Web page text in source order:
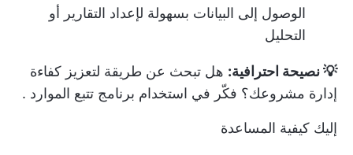
الوصول إلى البيانات بسهولة لإعداد التقارير أو
التحليل
💡 نصيحة احترافية: هل تبحث عن طريقة لتعزيز كفاءة
إدارة مشروعك؟ فكّر في استخدام برنامج تتبع الموارد .
إليك كيفية المساعدة